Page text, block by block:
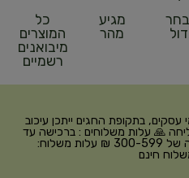
מגיע
מהר
כל
המוצרים
מיבואנים
רשמיים
משלוחים לכל הארץ 2-6 ימי עסקים, בתקופת החגים ייתכן עיכוב
🙏 עלות משלוחים : ברכישה עד
299₪ עלות משלוח 22₪, ברכישה של 300-599 ₪ עלות משלוח: